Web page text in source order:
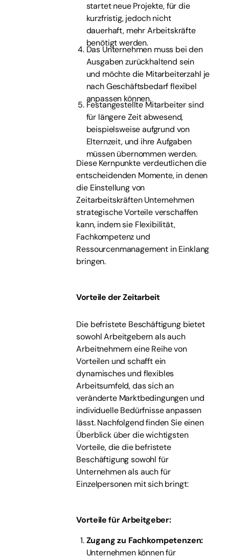
startet neue Projekte, für die
kurzfristig, jedoch nicht
dauerhaft, mehr Arbeitskräfte
benötigt werden.
Das Unternehmen muss bei den
Ausgaben zurückhaltend sein
und möchte die Mitarbeiterzahl je
nach Geschäftsbedarf flexibel
anpassen können.
Festangestellte Mitarbeiter sind
für längere Zeit abwesend,
beispielsweise aufgrund von
Elternzeit, und ihre Aufgaben
müssen übernommen werden.
Diese Kernpunkte verdeutlichen die
entscheidenden Momente, in denen
die Einstellung von
Zeitarbeitskräften Unternehmen
strategische Vorteile verschaffen
kann, indem sie Flexibilität,
Fachkompetenz und
Ressourcenmanagement in Einklang
bringen.
Vorteile der Zeitarbeit
Die befristete Beschäftigung bietet
sowohl Arbeitgebern als auch
Arbeitnehmern eine Reihe von
Vorteilen und schafft ein
dynamisches und flexibles
Arbeitsumfeld, das sich an
veränderte Marktbedingungen und
individuelle Bedürfnisse anpassen
lässt. Nachfolgend finden Sie einen
Überblick über die wichtigsten
Vorteile, die die befristete
Beschäftigung sowohl für
Unternehmen als auch für
Einzelpersonen mit sich bringt:
Vorteile für Arbeitgeber:
Zugang zu Fachkompetenzen:
Unternehmen können für